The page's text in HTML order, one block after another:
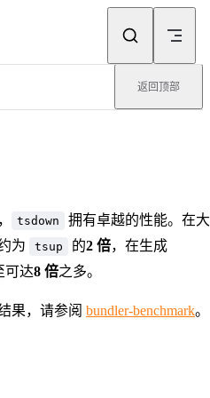
返回顶部
tsdown
拥有卓越的性能。在
为
tsup 的2 倍，在生成
可达8 倍之多。
果，请参阅 bundler-benchmark。